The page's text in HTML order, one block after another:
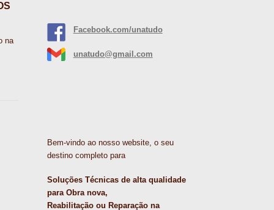
na
Facebook.com/unatudo
unatudo@gmail.com
Bem-vindo ao nosso website, o seu
destino completo para
Soluções Técnicas de alta qualidade
para Obra nova,
Reabilitação ou Reparação na